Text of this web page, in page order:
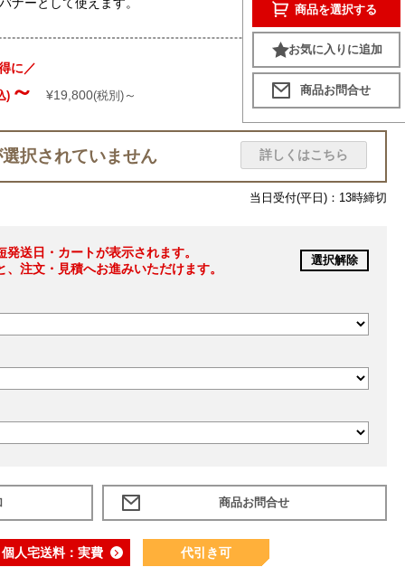
に／
) ～ ¥19,800(税別) ～
択されていません 詳しくはこちら
当日受付(平日)：13時締切
送日・カートが表示されます。
注文・見積へお進みいただけます。
選択解除
個人宅送料：実費 代引き可
商品を選択する
お気に入りに追加